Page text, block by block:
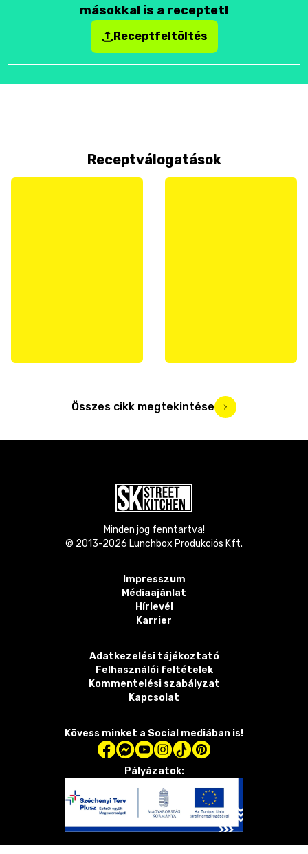
másokkal is a receptet!
Receptfeltöltés
Receptválogatások
Összes cikk megtekintése
Minden jog fenntartva!
© 2013-2026 Lunchbox Produkciós Kft.
Impresszum
Médiaajánlat
Hírlevél
Karrier
Adatkezelési tájékoztató
Felhasználói feltételek
Kommentelési szabályzat
Kapcsolat
Kövess minket a Social mediában is!
Pályázatok: